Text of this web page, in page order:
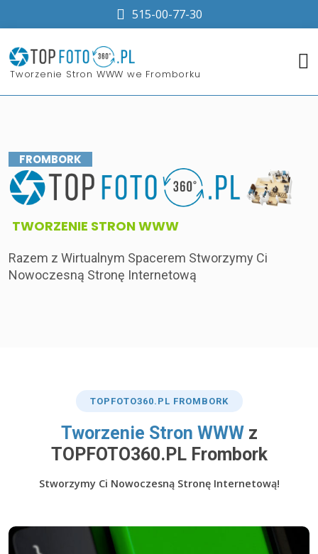
515-00-77-30
​Tworzenie Stron WWW we Fromborku
FROMBORK
​TWORZENIE STRON WWW
Razem z Wirtualnym Spacerem Stworzymy Ci
Nowoczesną Stronę Internetową
TOP FOTO360.PL FROMBORK
​Tworzenie Stron WWWz
TOPFOTO360.PL Frombork
Stworzymy Ci Nowoczesną Stronę Internetową!